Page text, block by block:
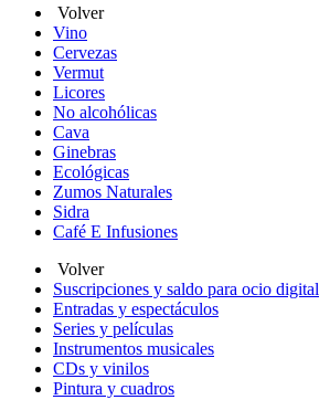
Volver
Vino
Cervezas
Vermut
Licores
No alcohólicas
Cava
Ginebras
Ecológicas
Zumos Naturales
Sidra
Café E Infusiones
Volver
Suscripciones y saldo para ocio digital
Entradas y espectáculos
Series y películas
Instrumentos musicales
CDs y vinilos
Pintura y cuadros